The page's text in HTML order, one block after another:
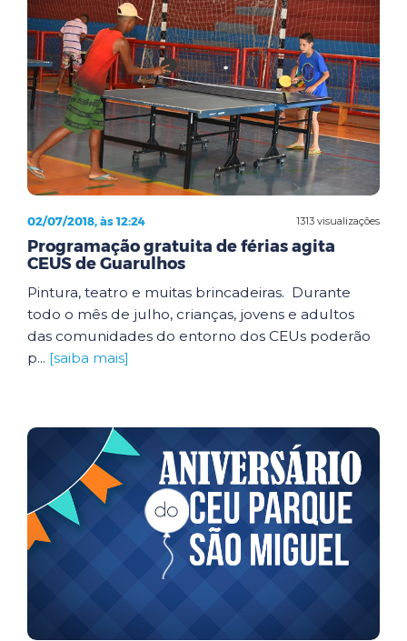
1313 visualizações
02/07/2018, às 12:24
Programação gratuita de férias agita
CEUS de Guarulhos
Pintura, teatro e muitas brincadeiras. Durante
todo o mês de julho, crianças, jovens e adultos
das comunidades do entorno dos CEUs poderão
p... [saiba mais]